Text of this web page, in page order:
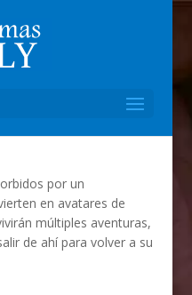
por un
en avatares de
múltiples aventuras,
de ahí para volver a su